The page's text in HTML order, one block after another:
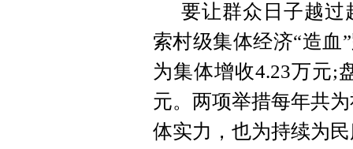
要让群众日子越过
索村级集体经济“造血
为集体增收4.23万元;
元。两项举措每年共
体实力，也为持续为